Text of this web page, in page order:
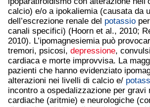
calcio) e/o a ipokaliemia (causata da
dell’escrezione renale del potassio
canali specifici) (Hoorn et al., 2010;
2010). L’ipomagnesiemia può
tremori, psicosi, depressione,
cardiaca e morte improvvisa. La
pazienti che hanno evidenziato
alterazioni nei livelli di calcio e/
incontro a ospedalizzazione per gravi
cardiache (aritmie) e neurologiche